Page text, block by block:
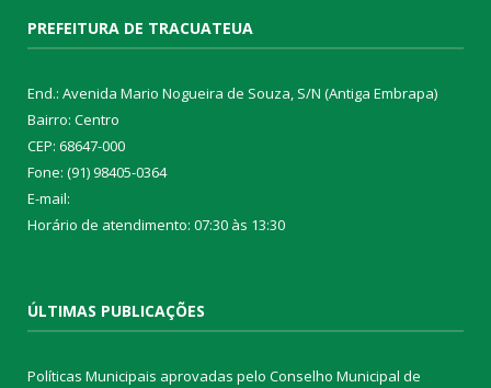
PREFEITURA DE TRACUATEUA
End.: Avenida Mario Nogueira de Souza, S/N (Antiga Embrapa)
Bairro: Centro
CEP: 68647-000
Fone: (91) 98405-0364
E-mail:
Horário de atendimento: 07:30 às 13:30
ÚLTIMAS PUBLICAÇÕES
Políticas Municipais aprovadas pelo Conselho Municipal de